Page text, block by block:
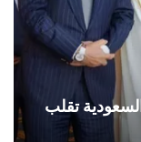
تقلب